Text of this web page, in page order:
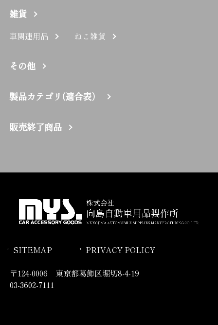
雑貨
車関連用品 ねこ雑貨
その他
製品カテゴリ(適合表）
販売終了商品
SITEMAP PRIVACY POLICY
〒124-0006 東京都葛飾区堀切8-4-19
03-3602-7111